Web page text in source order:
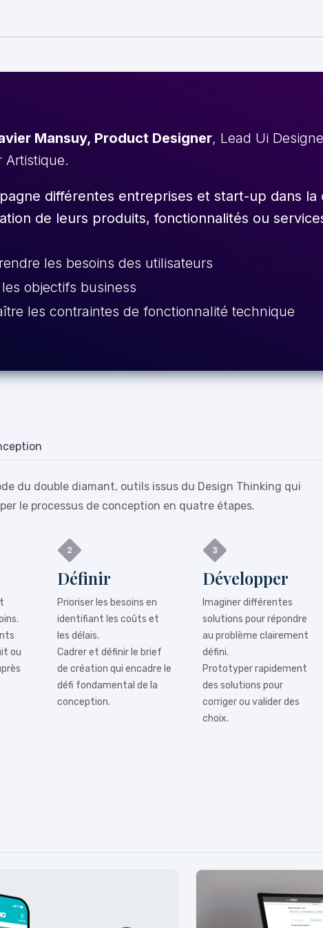
Mansuy, Product Designer, Lead Ui
Artistique.
différentes entreprises et start-up dans la
de leurs produits, fonctionnalités ou
les besoins des utilisateurs
objectifs business
les contraintes de fonctionnalité technique
du double diamant, outils issus du Design Thinking qui
le processus de conception en quatre étapes.
ou
Définir
Prioriser les besoins en
identifiant les coûts et
les délais.
Cadrer et définir le brief
de création qui encadre le
défi fondamental de la
conception.
Développer
Imaginer différentes
solutions pour répondre
au problème clairement
défini.
Prototyper rapidement
des solutions pour
corriger ou valider des
choix.